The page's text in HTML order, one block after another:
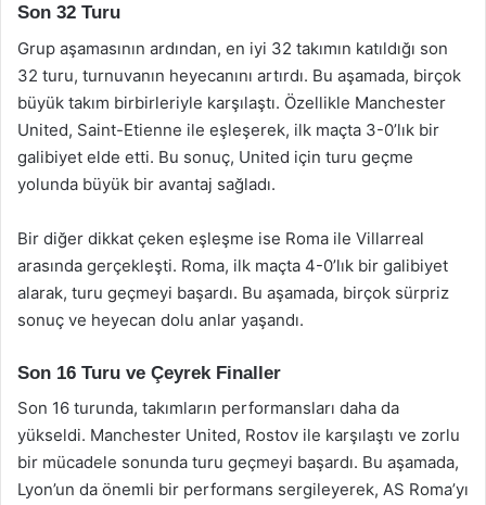
Son 32 Turu
Grup aşamasının ardından, en iyi 32 takımın katıldığı son
32 turu, turnuvanın heyecanını artırdı. Bu aşamada, birçok
büyük takım birbirleriyle karşılaştı. Özellikle Manchester
United, Saint-Etienne ile eşleşerek, ilk maçta 3-0’lık bir
galibiyet elde etti. Bu sonuç, United için turu geçme
yolunda büyük bir avantaj sağladı.
Bir diğer dikkat çeken eşleşme ise Roma ile Villarreal
arasında gerçekleşti. Roma, ilk maçta 4-0’lık bir galibiyet
alarak, turu geçmeyi başardı. Bu aşamada, birçok sürpriz
sonuç ve heyecan dolu anlar yaşandı.
Son 16 Turu ve Çeyrek Finaller
Son 16 turunda, takımların performansları daha da
yükseldi. Manchester United, Rostov ile karşılaştı ve zorlu
bir mücadele sonunda turu geçmeyi başardı. Bu aşamada,
Lyon’un da önemli bir performans sergileyerek, AS Roma’yı